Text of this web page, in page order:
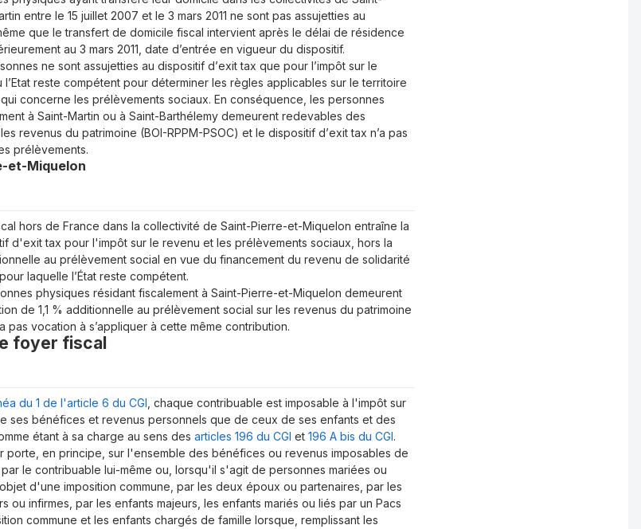
entre le 15 juillet 2007 et le 3 mars 2011 ne sont pas assujetties au
que le transfert de domicile fiscal intervient après le délai de résidence
au 3 mars 2011, date d’entrée en vigueur du dispositif.
ne sont assujetties au dispositif d’exit tax que pour l’impôt sur le
l’Etat reste compétent pour déterminer les règles applicables sur le territoire
concerne les prélèvements sociaux. En conséquence, les personnes
à Saint-Martin ou à Saint-Barthélemy demeurent redevables des
revenus du patrimoine (BOI-RPPM-PSOC) et le dispositif d’exit tax n’a pas
prélèvements.
et-Miquelon
hors de France dans la collectivité de Saint-Pierre-et-Miquelon entraîne la
d'exit tax pour l'impôt sur le revenu et les prélèvements sociaux, hors la
au prélèvement social en vue du financement du revenu de solidarité
laquelle l’État reste compétent.
physiques résidant fiscalement à Saint-Pierre-et-Miquelon demeurent
de 1,1 % additionnelle au prélèvement social sur les revenus du patrimoine
pas vocation à s’appliquer à cette même contribution.
foyer fiscal
du 1 de l'article 6 du CGI , chaque contribuable est imposable à l'impôt sur
ses bénéfices et revenus personnels que de ceux de ses enfants et des
étant à sa charge au sens des articles 196 du CGI et 196 A bis du CGI.
porte, en principe, sur l'ensemble des bénéfices ou revenus imposables de
le contribuable lui-même ou, lorsqu'il s'agit de personnes mariées ou
d'une imposition commune, par les deux époux ou partenaires, par les
ou infirmes, par les enfants majeurs, les enfants mariés ou liés par un Pacs
commune et les enfants chargés de famille lorsque, remplissant les